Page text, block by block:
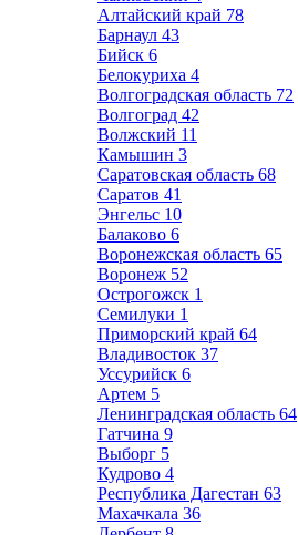
Алтайский край 78
Барнаул 43
Бийск 6
Белокуриха 4
Волгоградская область 72
Волгоград 42
Волжский 11
Камышин 3
Саратовская область 68
Саратов 41
Энгельс 10
Балаково 6
Воронежская область 65
Воронеж 52
Острогожск 1
Семилуки 1
Приморский край 64
Владивосток 37
Уссурийск 6
Артем 5
Ленинградская область 64
Гатчина 9
Выборг 5
Кудрово 4
Республика Дагестан 63
Махачкала 36